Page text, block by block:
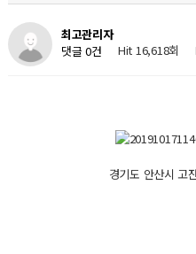
최고관리자
댓글 0건
Hit 16,618회
경기도 안산시 고